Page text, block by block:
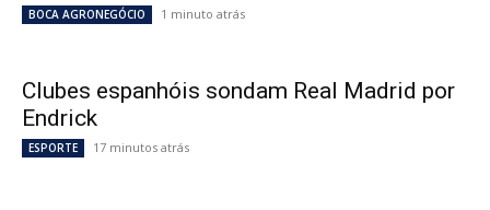
BOCA AGRONEGÓCIO 1 minuto atrás
Clubes espanhóis sondam Real Madrid por
Endrick
ESPORTE 17 minutos atrás